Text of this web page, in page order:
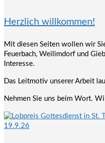
Herzlich willkommen!
Mit diesen Seiten wollen wir
Feuerbach, Weilimdorf und
Interesse.
Das Leitmotiv unserer Arbeit
Nehmen Sie uns beim Wort.